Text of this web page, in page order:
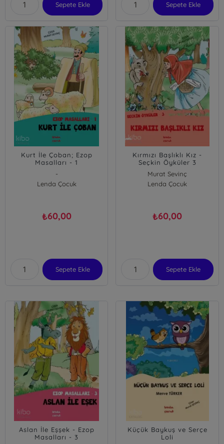
Sepete Ekle Sepete Ekle
Kurt İle Çoban; Ezop
Masalları - 1
-
Lenda Çocuk
₺60,00
Sepete Ekle
Kırmızı Başlıklı Kız -
Seçkin Öyküler 3
Murat Sevinç
Lenda Çocuk
₺60,00
Sepete Ekle
Aslan İle Eşşek - Ezop
Masalları - 3
Küçük Baykuş ve Serçe
Loli